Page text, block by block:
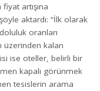
artışına
aktardı: “İlk olarak
oranları
üzerinden kalan
ise oteller, belirli bir
kapalı görünmek
tesislerin arama